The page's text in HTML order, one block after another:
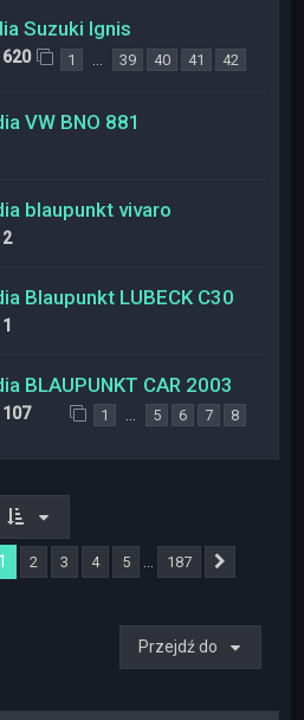
Suzuki Ignis
620 1 39 40 41 42
VW BNO 881
blaupunkt vivaro
2
Blaupunkt LUBECK C30
1
BLAUPUNKT CAR 2003
107 1 5 6 7 8
1z 187
1 2 3 4 5 … 187
Przejdź do